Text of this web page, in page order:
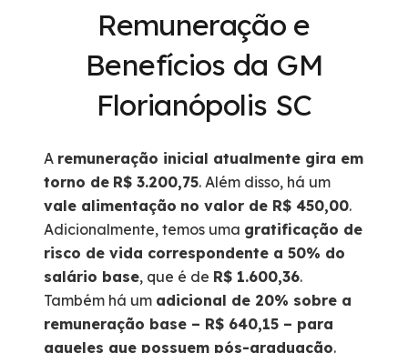
Remuneração e
Benefícios da GM
Florianópolis SC
A remuneração inicial atualmente gira em
torno de R$ 3.200,75. Além disso, há um
vale alimentação no valor de R$ 450,00.
Adicionalmente, temos uma gratificação de
risco de vida correspondente a 50% do
salário base, que é de R$ 1.600,36.
Também há um adicional de 20% sobre a
remuneração base – R$ 640,15 – para
aqueles que possuem pós-graduação.